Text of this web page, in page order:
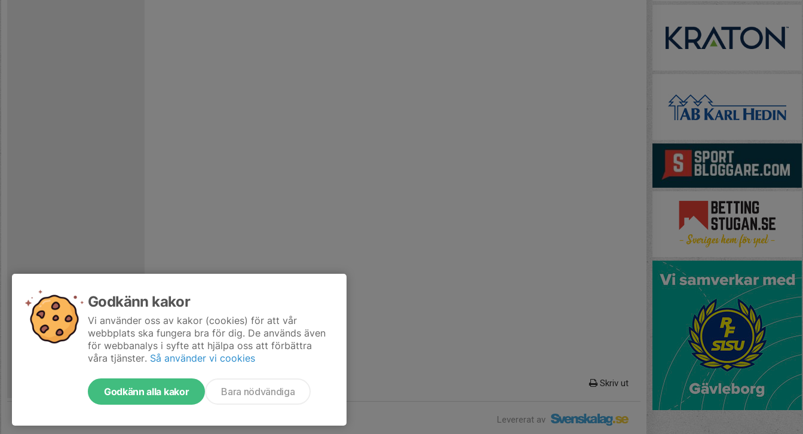
Skriv ut
Levererat av
Godkänn kakor
Vi använder oss av kakor (cookies) för att vår
webbplats ska fungera bra för dig. De används även
för webbanalys i syfte att hjälpa oss att förbättra
våra tjänster. Så använder vi cookies
Godkänn alla kakor Bara nödvändiga